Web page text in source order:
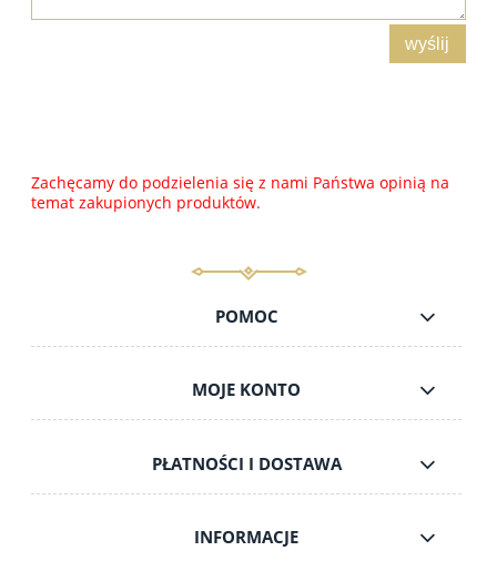
wyślij
Zachęcamy do podzielenia się z nami Państwa opinią na
temat zakupionych produktów.
POMOC
MOJE KONTO
PŁATNOŚCI I DOSTAWA
INFORMACJE